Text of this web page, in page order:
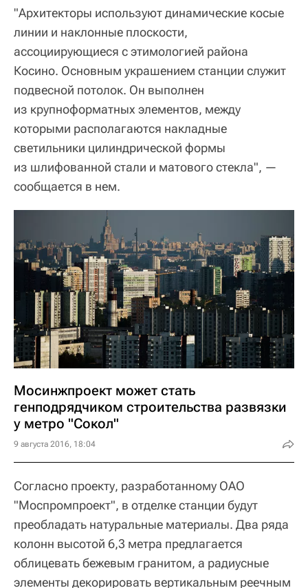
"Архитекторы используют динамические косые
линии и наклонные плоскости,
ассоциирующиеся с этимологией района
Косино. Основным украшением станции служит
подвесной потолок. Он выполнен
из крупноформатных элементов, между
которыми располагаются накладные
светильники цилиндрической формы
из шлифованной стали и матового стекла", —
сообщается в нем.
Мосинжпроект может стать
генподрядчиком строительства развязки
у метро "Сокол"
9 августа 2016, 18:04
Согласно проекту, разработанному ОАО
"Моспромпроект", в отделке станции будут
преобладать натуральные материалы. Два ряда
колонн высотой 6,3 метра предлагается
облицевать бежевым гранитом, а радиусные
элементы декорировать вертикальным реечным